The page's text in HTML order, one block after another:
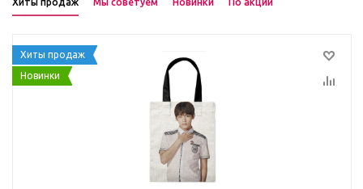
Хиты продаж Мы советуем Новинки По акции
Хиты продаж
Новинки